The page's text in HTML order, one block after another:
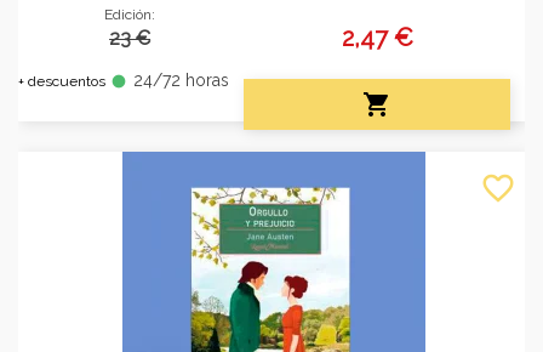
Edición:
23 €
+ descuentos fiber_manual_record 24/72 horas
2,47 €

favorite_border